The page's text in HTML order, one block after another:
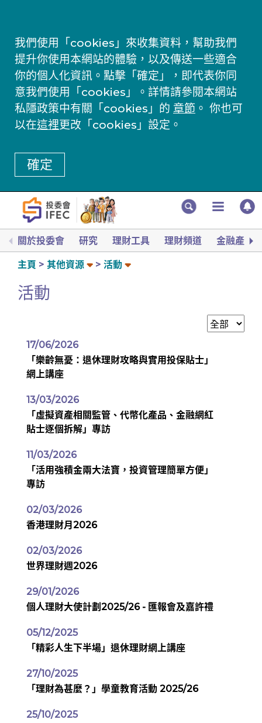
我們使用「cookies」來收集資料，幫助我們
提升你使用本網站的體驗，以及傳送一些適合
你的個人化資訊。點擊「確定」，即代表你同
意我們使用「cookies」。詳情請參閱本網站
私隱政策中有關「cookies」的 章節 。 你也可
以在這裡更改「cookies」設定。
確定
關於投委會 研究 理財工具 理財頻道 金融產品
主頁 其他資源 活動
活動
17/06/2026
「樂齡無憂：退休理財攻略與實用投保貼士」
網上講座
13/03/2026
「虛擬資產相關監管、代幣化產品、金融網紅
貼士逐個拆解」專訪
11/03/2026
「活用強積金兩大法寶，投資管理簡單方便」
專訪
02/03/2026
香港理財月2026
02/03/2026
世界理財週2026
29/01/2026
個人理財大使計劃2025/26 - 匯報會及嘉許禮
05/12/2025
「精彩人生下半場」退休理財網上講座
27/10/2025
「理財為甚麼？」學童教育活動 2025/26
25/10/2025